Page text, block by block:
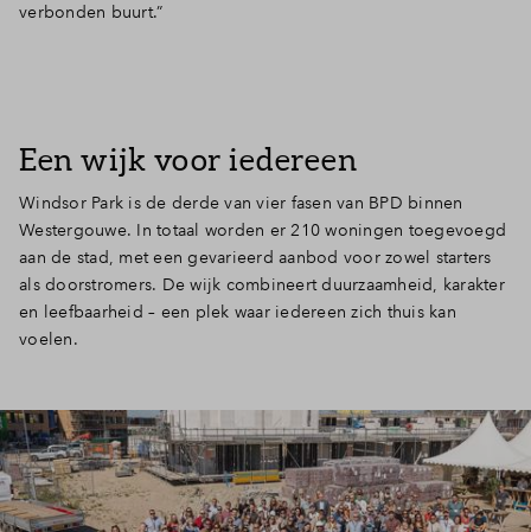
verbonden buurt.”
Een wijk voor iedereen
Windsor Park is de derde van vier fasen van BPD binnen
Westergouwe. In totaal worden er 210 woningen toegevoegd
aan de stad, met een gevarieerd aanbod voor zowel starters
als doorstromers. De wijk combineert duurzaamheid, karakter
en leefbaarheid – een plek waar iedereen zich thuis kan
voelen.